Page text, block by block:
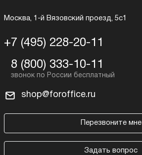
Москва, 1-й Вязовский проезд, 5с1
+7 (495) 228-20-11
8 (800) 333-10-11
shop@foroffice.ru
Перезвоните мне
Задать вопрос